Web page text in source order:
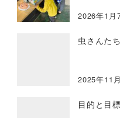
2026年1月
虫さんた
2025年11
目的と目